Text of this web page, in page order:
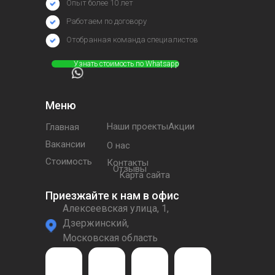
Алексеевская улица, 1,
Дзержинский,
Московская область
Меню
Главная
Вакансии
Стоимость
Наши проектыАкции
О нас
Контакты
Приезжайте к нам в офис
Опыт более 10 лет
Работаем по договору
⠀⠀⠀⠀Узнать стоимость по Whatsapp
Отобранная команда специалистов
Отзывы
Карта сайта